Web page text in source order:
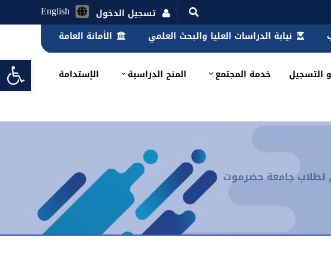
English
تسجيل الدخول
نيابة الدراسات العليا والبحث العلمي الأمانة العامة
التسجيل خدمة المجتمع المنح الدراسية الإستدامة
لطلاب جامعة حضرموت